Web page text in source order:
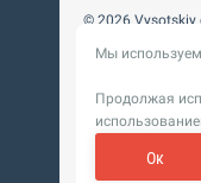
© 2026
Цифровизация,
Пользовательское
соглашение
Мы
Продолжая
Ок